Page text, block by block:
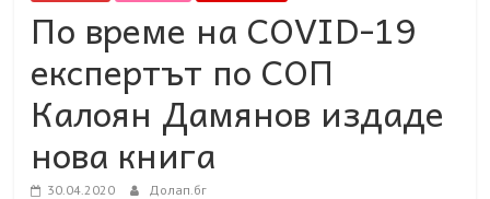
пътешествия|
мода|
събития|
кухня|
минало|
По време на COVID-19
експертът по СОП
Калоян Дамянов издаде
нова книга
30.04.2020 Долап.бг